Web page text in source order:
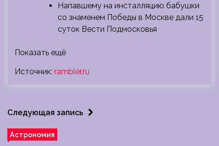
Напавшему на инсталляцию бабушки
со знаменем Победы в Москве дали 15
суток Вести Подмосковья
Показать ещё
Источник: rambler.ru
Следующая запись
Астрономия